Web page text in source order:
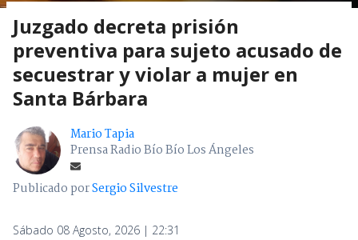
Juzgado decreta prisión
preventiva para sujeto acusado de
secuestrar y violar a mujer en
Santa Bárbara
Mario Tapia
Prensa Radio Bío Bío Los Ángeles
Publicado porSergio Silvestre
Sábado 08 Agosto, 2026 | 22:31